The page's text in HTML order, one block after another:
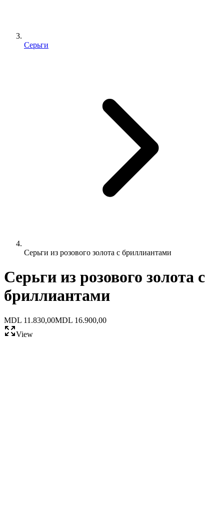
Серьги
Серьги из розового золота с бриллиантами
Серьги из розового золота с
бриллиантами
MDL 11.830,00MDL 16.900,00
View